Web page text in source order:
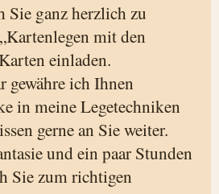
ganz herzlich zu
mit den
einladen.
gewähre ich Ihnen
in meine Legetechniken
gerne an Sie weiter.
und ein paar Stunden
Sie zum richtigen